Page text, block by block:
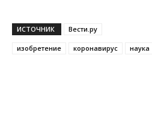
ИСТОЧНИК Вести.ру
изобретение коронавирус наука